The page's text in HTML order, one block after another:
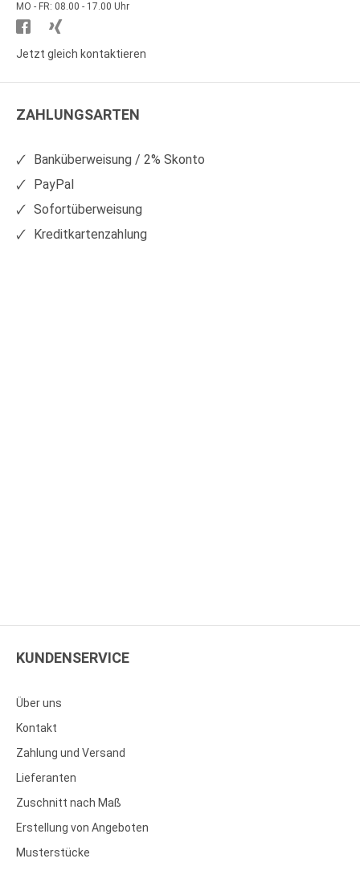
MO - FR: 08.00 - 17.00 Uhr
Besuchen
Sie
auf
Sie
auf
Jetzt gleich kontaktieren
ZAHLUNGSARTEN
Banküberweisung / 2% Skonto
PayPal
Sofortüberweisung
Kreditkartenzahlung
KUNDENSERVICE
Über uns
Kontakt
Zahlung und Versand
Lieferanten
Zuschnitt nach Maß
Erstellung von Angeboten
Musterstücke